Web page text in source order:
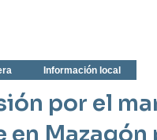
Información local
por el
en